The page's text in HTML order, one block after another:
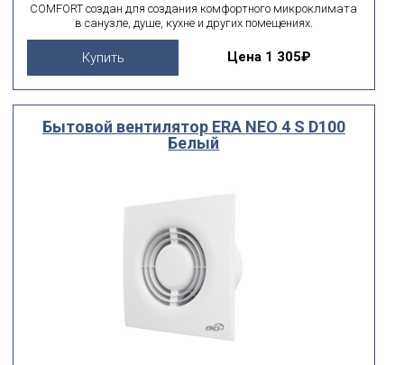
COMFORT создан для создания комфортного микроклимата
в санузле, душе, кухне и других помещениях.
Купить Цена 1 305₽
Бытовой вентилятор ERA NEO 4 S D100
Белый